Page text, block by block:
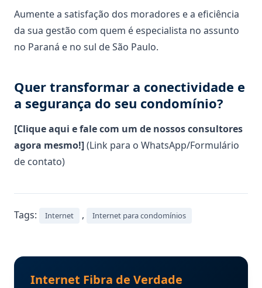
Aumente a satisfação dos moradores e a eficiência
da sua gestão com quem é especialista no assunto
no Paraná e no sul de São Paulo.
Quer transformar a conectividade e
a segurança do seu condomínio?
[Clique aqui e fale com um de nossos consultores
agora mesmo!](Link para o WhatsApp/Formulário
de contato)
Tags: Internet , Internet para condomínios
Internet Fibra de Verdade